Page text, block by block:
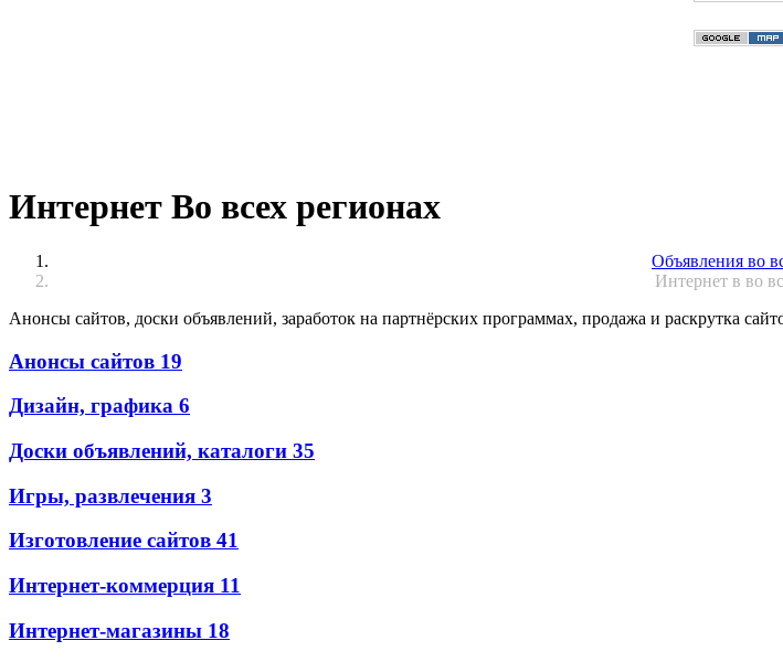
Интернет Во всех регионах
Объявления во
Интернет в во
Анонсы сайтов, доски объявлений, заработок на партнёрских программах, продажа и раскрутка
Анонсы сайтов 19
Дизайн, графика 6
Доски объявлений, каталоги 35
Игры, развлечения 3
Изготовление сайтов 41
Интернет-коммерция 11
Интернет-магазины 18